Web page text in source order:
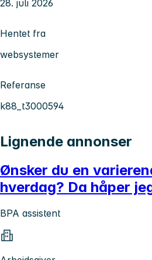
28. juli 2026
Hentet fra
websystemer
Referanse
k88_t3000594
Lignende annonser
Ønsker du en
hverdag? Da håper
BPA assistent